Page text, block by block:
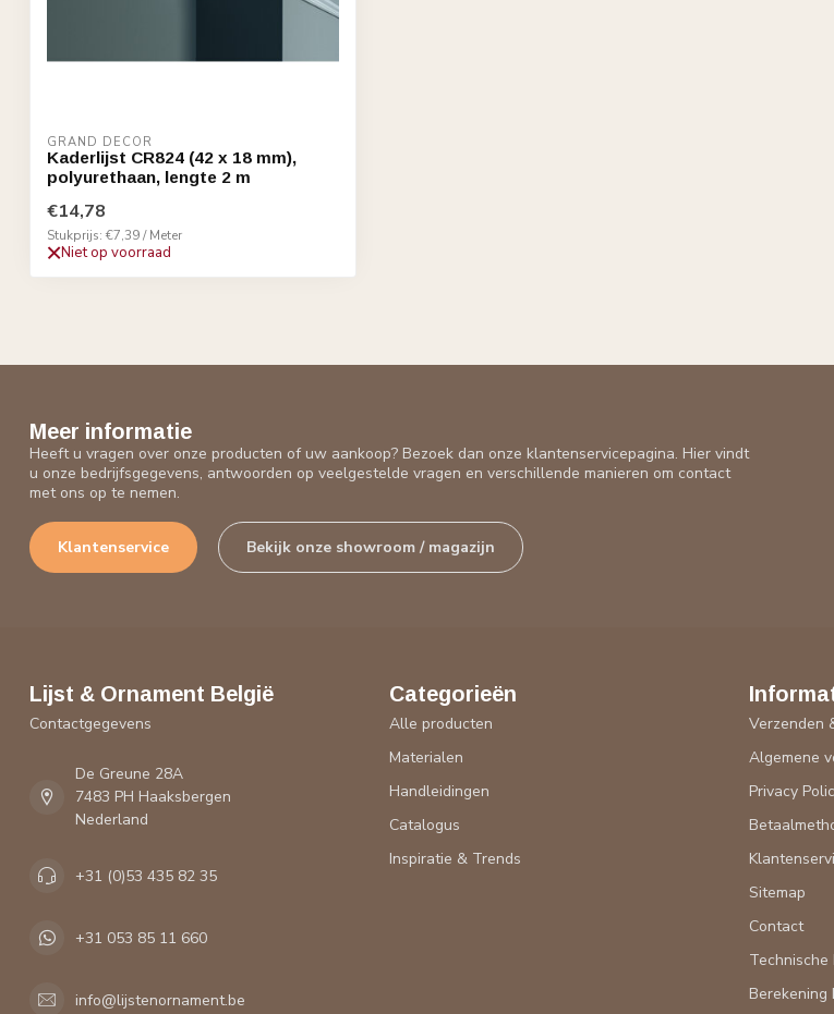
GRAND DECOR
Kaderlijst CR824 (42 x 18 mm),
polyurethaan, lengte 2 m
€14,78
Stukprijs: €7,39 / Meter
Niet op voorraad
Meer informatie
Heeft u vragen over onze producten of uw aankoop? Bezoek dan onze klantenservicepagina. Hier vindt
u onze bedrijfsgegevens, antwoorden op veelgestelde vragen en verschillende manieren om contact
met ons op te nemen.
Klantenservice Bekijk onze showroom / magazijn
Lijst & Ornament België
Contactgegevens
De Greune 28A
7483 PH Haaksbergen
Nederland
+31 (0)53 435 82 35
+31 053 85 11 660
info@lijstenornament.be
Categorieën
Alle producten
Materialen
Handleidingen
Catalogus
Inspiratie & Trends
Verzenden
Algemene
Privacy
Sitemap
Contact
Berekening